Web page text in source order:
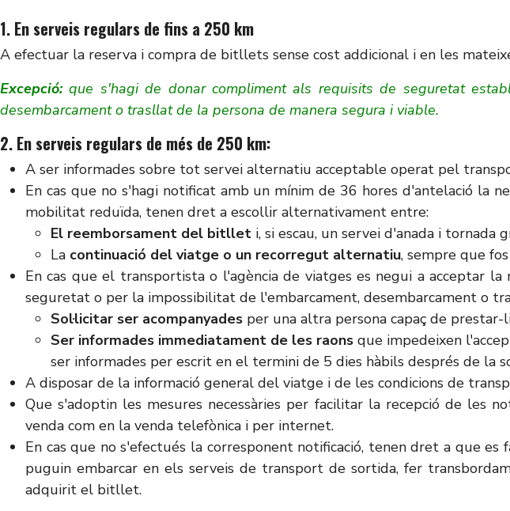
1. En serveis regulars de fins a 250 km
A efectuar la reserva i compra de bitllets sense cost addicional i en les
Excepció:que s'hagi de donar compliment als requisits de seguretat
desembarcament o trasllat de la persona de manera segura i viable.
2. En serveis regulars de més de 250 km:
A ser informades sobre tot servei alternatiu acceptable operat pel
En cas que no s'hagi notificat amb un mínim de 36 hores d'antelació la
mobilitat reduïda, tenen dret a escollir alternativament entre:
El reemborsament del bitllet i, si escau, un servei d'anada i
La continuació del viatge o un recorregut alternatiu, sempre que
En cas que el transportista o l'agència de viatges es negui a
seguretat o per la impossibilitat de l'embarcament, desembarcament o
Sol·licitar ser acompanyades per una altra persona capaç de
Ser informades immediatament de les raons que impedeixen
ser informades per escrit en el termini de 5 dies hàbils després de la
A disposar de la informació general del viatge i de les condicions de
Que s'adoptin les mesures necessàries per facilitar la recepció de les
venda com en la venda telefònica i per internet.
En cas que no s'efectués la corresponent notificació, tenen dret a que
puguin embarcar en els serveis de transport de sortida, fer
adquirit el bitllet.